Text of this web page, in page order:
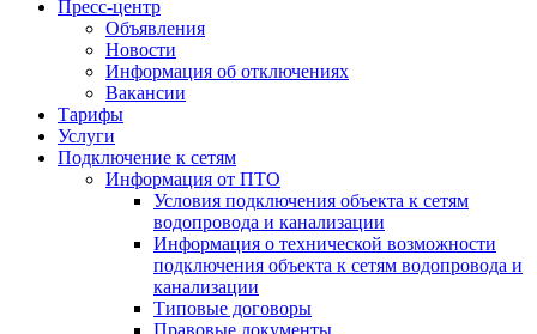
Пресс-центр
Объявления
Новости
Информация об отключениях
Вакансии
Тарифы
Услуги
Подключение к сетям
Информация от ПТО
Условия подключения объекта к сетям
водопровода и канализации
Информация о технической возможности
подключения объекта к сетям водопровода и
канализации
Типовые договоры
Правовые документы